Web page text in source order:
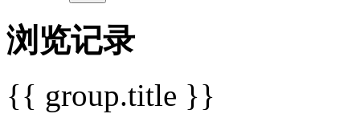
浏览记录
{{ group.title }}